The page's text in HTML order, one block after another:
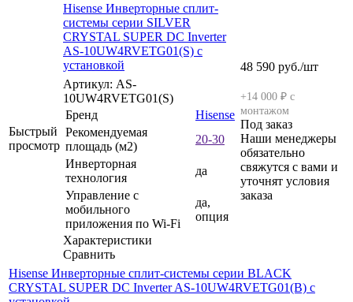
Быстрый
просмотр
Hisense Инверторные сплит-
системы серии SILVER
CRYSTAL SUPER DC Inverter
AS-10UW4RVETG01(S) с
установкой
Артикул: AS-
10UW4RVETG01(S)
Бренд
Hisense
Рекомендуемая
площадь (м2)
20-30
Инверторная
технология
да
Управление c
мобильного
приложения по Wi-Fi
да,
опция
Характеристики
Сравнить
48 590 руб./шт
+14 000 ₽ с
монтажом
Под заказ
Наши менеджеры
обязательно
свяжутся с вами и
уточнят условия
заказа
Hisense Инверторные сплит-системы серии BLACK
CRYSTAL SUPER DC Inverter AS-10UW4RVETG01(B) с